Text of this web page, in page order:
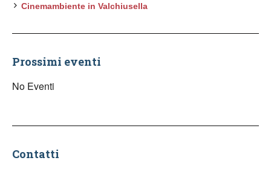
Cinemambiente in Valchiusella
Prossimi eventi
No Eventi
Contatti